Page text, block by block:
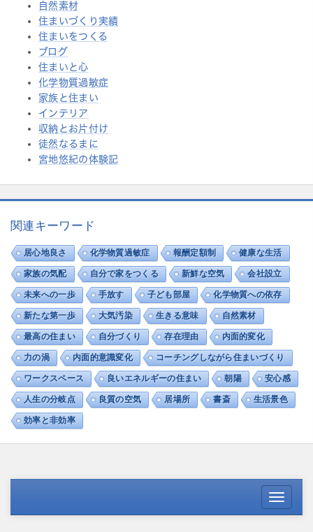
自然素材
住まいづくり実績
住まいをつくる
ブログ
住まいと心
化学物質過敏症
家族と住まい
インテリア
収納とお片付け
徒然なるまに
宮地悠紀の体験記
関連キーワード
居心地良さ 化学物質過敏症 報酬定額制 健康な生活
家族の気配 自分で家をつくる 新鮮な空気 会社設立
未来への一歩 手放す 子ども部屋 化学物質への依存
新たな第一歩 大気汚染 生きる意味 自然素材
最高の住まい 自分づくり 存在理由 内面的変化
力の渦 内面的意識変化 コーチングしながら住まいづくり
ワークスペース 良いエネルギーの住まい 朝陽 安心感
人生の分岐点 良質の空気 居場所 書斎 生活景色
効率と非効率
T
o